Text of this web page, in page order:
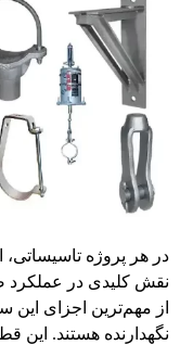
در هر پروژه
نقش کلیدی در عملکرد
از مهم‌ترین اجزای این
نگهدارنده هستند. این